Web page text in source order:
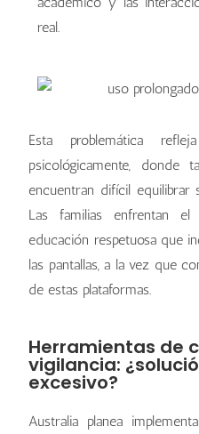
real.
Esta problemática
psicológicamente, donde
encuentran difícil equilibrar
Las familias enfrentan
educación respetuosa que
las pantallas, a la vez que
de estas plataformas.
Herramientas de
vigilancia:
excesivo?
Australia planea